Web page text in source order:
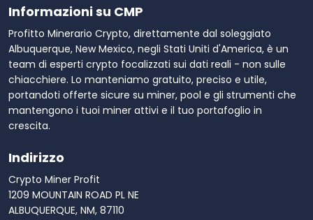
Informazioni su CMP
Profitto Minerario Crypto, direttamente dal soleggiato
Albuquerque, New Mexico, negli Stati Uniti d'America, è un
team di esperti crypto focalizzati sui dati reali - non sulle
chiacchiere. Lo manteniamo gratuito, preciso e utile,
portandoti offerte sicure su miner, pool e gli strumenti che
mantengono i tuoi miner attivi e il tuo portafoglio in
crescita.
Indirizzo
Crypto Miner Profit
1209 MOUNTAIN ROAD PL NE
ALBUQUERQUE, NM, 87110